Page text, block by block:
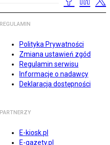
REGULAMIN
Polityka Prywatności
Zmiana ustawień zgód
Regulamin serwisu
Informacje o nadawcy
Deklaracja dostępności
PARTNERZY
E-kiosk.pl
E-gazety.pl